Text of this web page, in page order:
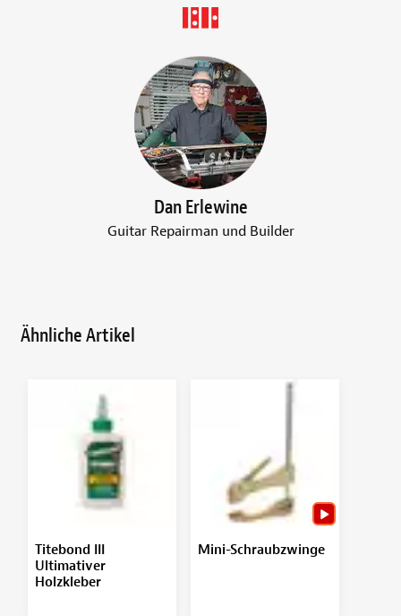
Dan Erlewine
Guitar Repairman und Builder
Ähnliche Artikel
Titebond III
Ultimativer
Holzkleber
Mini-Schraubzwinge